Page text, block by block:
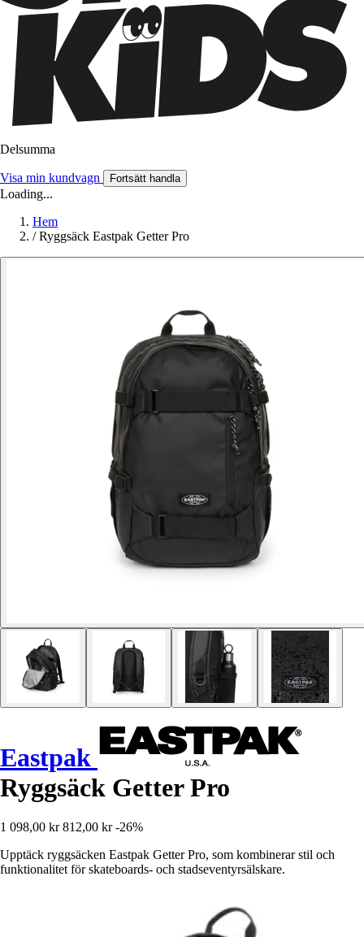
Delsumma
Visa min kundvagn Fortsätt handla
Loading...
Hem
/ Ryggsäck Eastpak Getter Pro
Eastpak
Ryggsäck Getter Pro
1 098,00 kr 812,00 kr -26%
Upptäck ryggsäcken Eastpak Getter Pro, som kombinerar stil och
funktionalitet för skateboards- och stadseventyrsälskare.